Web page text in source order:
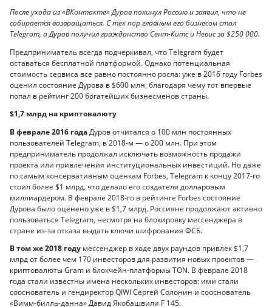
После ухода из «ВКонтакте» Дуров покинул Россию и заявил, что не
собирается возвращаться. С тех пор главным его бизнесом стал
Telegram, а Дуров получил гражданство Сент-Китс и Невис за $250 000.
Предприниматель всегда подчеркивал, что Telegram будет
оставаться бесплатной платформой. Однако потенциальная
стоимость сервиса все равно постоянно росла: уже в 2016 году Forbes
оценил состояние Дурова в $600 млн, благодаря чему тот впервые
попал в рейтинг 200 богатейших бизнесменов страны.
$1,7 млрд на криптовалюту
В феврале 2016 годаДуров отчитался о 100 млн постоянных
пользователей Telegram, в 2018-м — о 200 млн. При этом
предприниматель продолжал исключать возможность продажи
проекта или привлечения институциональных инвестиций. Но даже
по самым консервативным оценкам Forbes, Telegram к концу 2017-го
стоил более $1 млрд, что делало его создателя долларовым
миллиардером. В феврале 2018-го в рейтинге Forbes состояние
Дурова было оценено уже в $1,7 млрд. Россияне продолжают активно
пользоваться Telegram, несмотря на блокировку мессенджера в
стране из-за отказа выдать ключи шифрования ФСБ.
В том же 2018 году мессенджер в ходе двух раундов привлек $1,7
млрд от более чем 170 инвесторов для развития новых проектов —
криптовалюты Gram и блокчейн-платформы TON. В феврале 2018
года стали известны имена нескольких инвесторов: ими стали
сооснователь и гендиректор QIWI Сергей Солонин и сооснователь
«Вимм-билль-данна» Давид Якобашвили F 145.